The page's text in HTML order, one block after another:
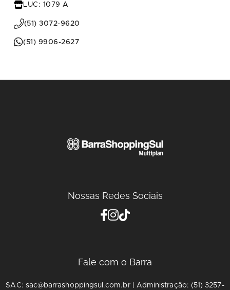
LUC: 1079 A
(51) 3072-9620
(51) 9906-2627
Nossas Redes Sociais
Fale com o Barra
SAC: sac@barrashoppingsul.com.br | Administração: (51) 3257-